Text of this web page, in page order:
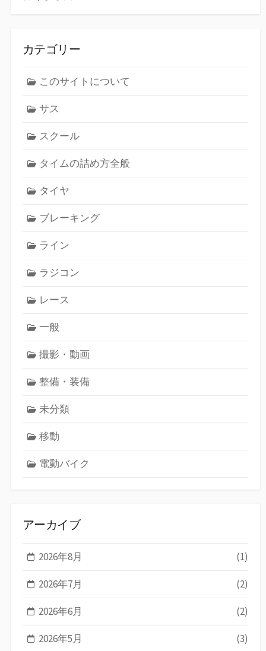
カテゴリー
このサイトについて
サス
スクール
タイムの詰め方全般
タイヤ
ブレーキング
ライン
ラジコン
レース
一般
撮影・動画
整備・装備
未分類
移動
電動バイク
アーカイブ
2026年8月 (1)
2026年7月 (2)
2026年6月 (2)
2026年5月 (3)